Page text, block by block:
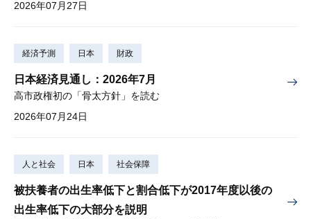
2026年07月27日
経済予測 日本 財政
日本経済見通し：2026年7月
高市政権初の「骨太方針」を読む
2026年07月24日
人と社会 日本 社会保障
被扶養者の出生率低下と割合低下が2017年度以後の
出生率低下の大部分を説明